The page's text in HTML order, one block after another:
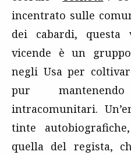
incentrato sulle
dei cabardi,
vicende è un
negli Usa per
pur
intracomunitari.
tinte
quella del regista,